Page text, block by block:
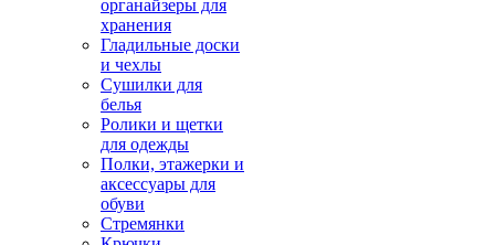
органайзеры для
хранения
Гладильные доски
и чехлы
Сушилки для
белья
Ролики и щетки
для одежды
Полки, этажерки и
аксессуары для
обуви
Стремянки